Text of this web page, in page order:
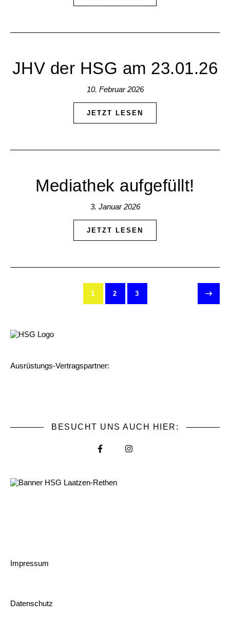
JHV der HSG am 23.01.26
10. Februar 2026
JETZT LESEN
Mediathek aufgefüllt!
3. Januar 2026
JETZT LESEN
1 2 3
Ausrüstungs-Vertragspartner:
BESUCHT UNS AUCH HIER:
Impressum
Datenschutz